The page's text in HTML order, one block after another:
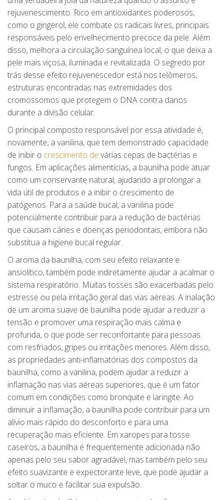
rejuvenescimento. Rico em antioxidantes poderosos,
como o gingerol, ele combate os radicais livres, principais
responsáveis pelo envelhecimento precoce da pele. Além
disso, melhora a circulação sanguínea local, o que deixa a
pele mais viçosa, iluminada e revitalizada. O segredo por
trás desse efeito rejuvenescedor está nos telômeros,
estruturas encontradas nas extremidades dos
cromossomos que protegem o DNA contra danos
durante a divisão celular.
O principal composto responsável por essa atividade é,
novamente, a vanilina, que tem demonstrado capacidade
de inibir o crescimento de várias cepas de bactérias e
fungos. Em aplicações alimentícias, a baunilha pode atuar
como um conservante natural, ajudando a prolongar a
vida útil de produtos e a inibir o crescimento de
patógenos. Para a saúde bucal, a vanilina pode
potencialmente contribuir para a redução de bactérias
que causam cáries e doenças periodontais, embora não
substitua a higiene bucal regular.
O aroma da baunilha, com seu efeito relaxante e
ansiolítico, também pode indiretamente ajudar a acalmar o
sistema respiratório. Muitas tosses são exacerbadas pelo
estresse ou pela irritação geral das vias aéreas. A inalação
de um aroma suave de baunilha pode ajudar a reduzir a
tensão e promover uma respiração mais calma e
profunda, o que pode ser reconfortante para pessoas
com resfriados, gripes ou irritações menores. Além disso,
as propriedades anti-inflamatórias dos compostos da
baunilha, como a vanilina, podem ajudar a reduzir a
inflamação nas vias aéreas superiores, que é um fator
comum em condições como bronquite e laringite. Ao
diminuir a inflamação, a baunilha pode contribuir para um
alívio mais rápido do desconforto e para uma
recuperação mais eficiente. Em xaropes para tosse
caseiros, a baunilha é frequentemente adicionada não
apenas pelo seu sabor agradável, mas também pelo seu
efeito suavizante e expectorante leve, que pode ajudar a
soltar o muco e facilitar sua expulsão.